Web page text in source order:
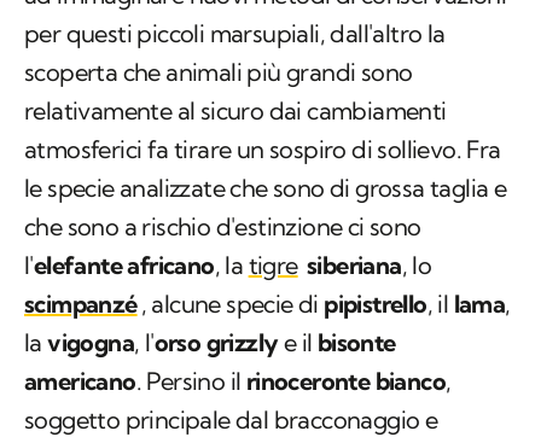
per questi piccoli marsupiali, dall'altro la
scoperta che animali più grandi sono
relativamente al sicuro dai cambiamenti
atmosferici fa tirare un sospiro di sollievo. Fra
le specie analizzate che sono di grossa taglia e
che sono a rischio d'estinzione ci sono
l'elefante africano, la tigre siberiana, lo
scimpanzé, alcune specie di pipistrello, il lama,
lavigogna, l'orso grizzlye il bisonte
americano. Persino il rinoceronte bianco,
soggetto principale dal bracconaggio e